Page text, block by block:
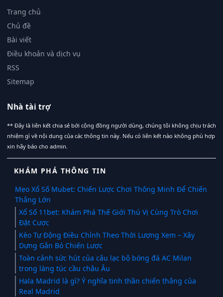
Trang chủ
Chủ đề
Bài viết
Điều khoản và dịch vụ
RSS
Sitemap
Nhà tài trợ
** Đây là liên kết chia sẻ bới cộng đồng người dùng, chúng tôi không chịu trách
nhiệm gì về nội dung của các thông tin này. Nếu có liên kết nào không phù hợp
xin hãy báo cho admin.
KHÁM PHÁ THÔNG TIN
Mẹo Xổ Số Mubet: Chiến Lược Chơi Thông Minh Để Chiến
Thắng Lớn
Xổ Số 11bet: Khám Phá Thế Giới Thú Vị Cùng Trò Chơi
Đặt Cược
Kèo Tự Động Điều Chỉnh Theo Thời Lượng Xem – Xây
Dựng Gắn Bó Chiến Lược
Toàn cảnh sức hút của câu lạc bộ bóng đá AC Milan
trong làng túc cầu châu Âu
Hala Madrid là gì? Ý nghĩa tinh thần chiến thắng của
Real Madrid